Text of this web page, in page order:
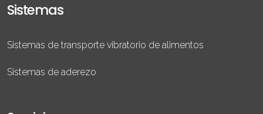
Sistemas
Sistemas de transporte vibratorio de alimentos
Sistemas de aderezo